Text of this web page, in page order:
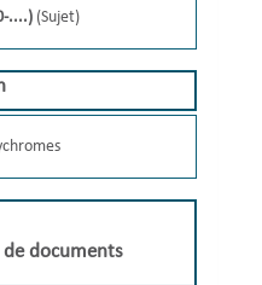
....) (Sujet)
de documents